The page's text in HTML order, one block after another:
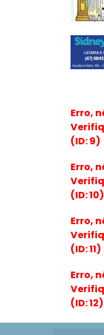
Erro,
(ID: 9)
Erro,
(ID: 10)
Erro,
(ID: 11)
Erro,
(ID: 12)